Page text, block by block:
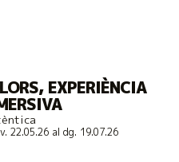
EXPERIÈNCIA
22.05.26al dg. 19.07.26